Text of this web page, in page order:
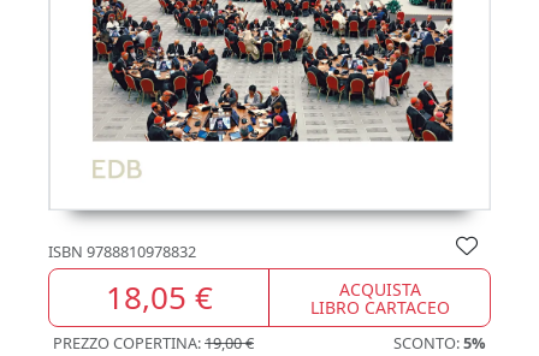
ISBN 9788810978832
18,05 € ACQUISTA
LIBRO CARTACEO
PREZZO COPERTINA:19,00 € SCONTO:5%